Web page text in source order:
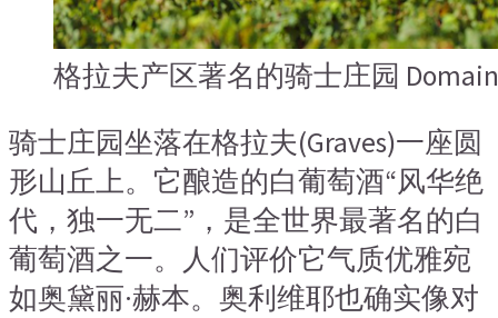
格拉夫产区著名的骑士庄园
骑士庄园坐落在格拉夫(Graves)一座圆
形山丘上。它酿造的白葡萄酒“风华绝
代，独一无二”，是全世界最著名的白
葡萄酒之一。人们评价它气质优雅宛
如奥黛丽·赫本。奥利维耶也确实像对